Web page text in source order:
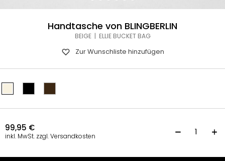
Handtasche von BLINGBERLIN
BEIGE | ELLIE BUCKET BAG
Zur Wunschliste hinzufügen
99,95 €
inkl. MwSt. zzgl. Versandkosten